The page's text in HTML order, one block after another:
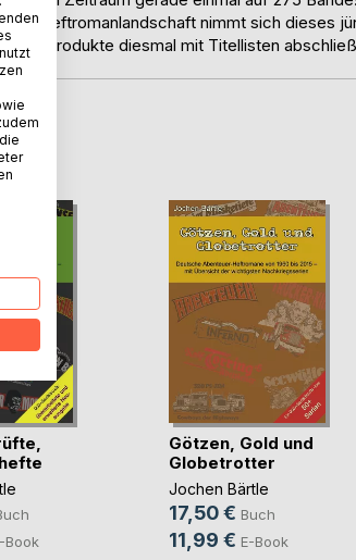
Heftromanlandschaft nimmt sich dieses
diesmal mit Titellisten
Book
Götzen, Gold und
Globetrotter
Jochen Bärtle
17,50 € Buch
11,99 € E-Book